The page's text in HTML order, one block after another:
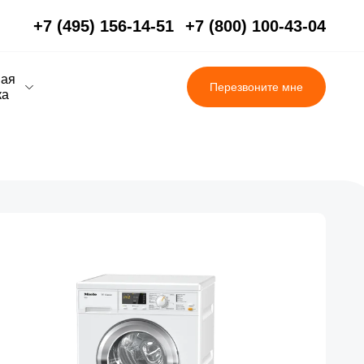
+7 (495) 156-14-51 +7 (800) 100-43-04
Перезвоните мне